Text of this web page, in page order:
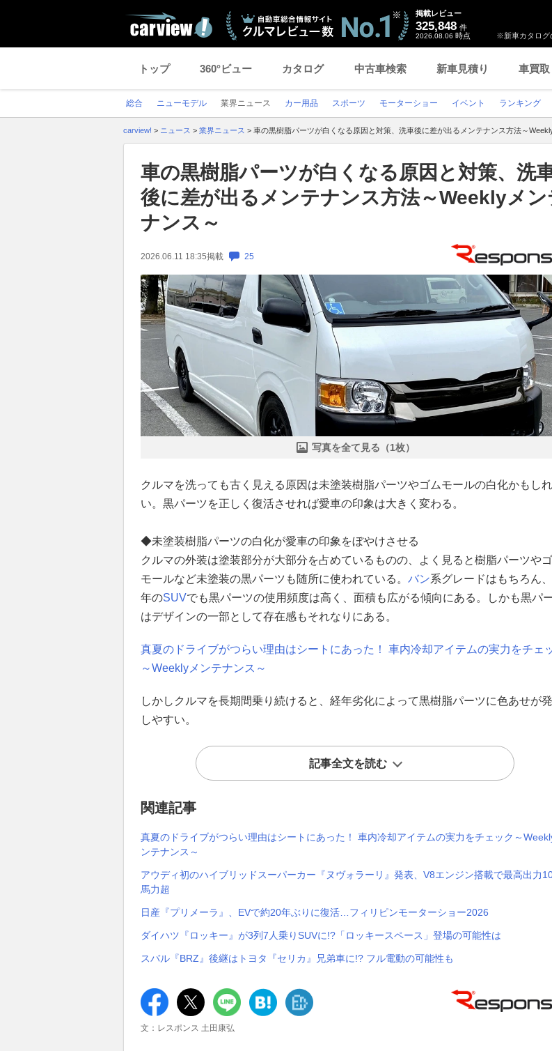
※新車カタログ
掲載レビュー
325,848 件
2026.08.06 時点
トップ 360°ビュー カタログ 中古車検索 新車見積り 車買取
総合 ニューモデル 業界ニュース カー用品 スポーツ モーターショー イベント ランキング
carview! > ニュース > 業界ニュース > 車の黒樹脂パーツが白くなる原因と対策、洗車後に差が出るメンテナンス方法～
車の黒樹脂パーツが白くなる原因と対策、洗
後に差が出るメンテナンス方法～Weeklyメン
ナンス～
2026.06.11 18:35掲載 25
写真を全て見る（1枚）
クルマを洗っても古く見える原因は未塗装樹脂パーツやゴムモールの白化かもし
い。黒パーツを正しく復活させれば愛車の印象は大きく変わる。
◆未塗装樹脂パーツの白化が愛車の印象をぼやけさせる
クルマの外装は塗装部分が大部分を占めているものの、よく見ると樹脂パーツや
モールなど未塗装の黒パーツも随所に使われている。 バン系グレードはもちろん
年のSUVでも黒パーツの使用頻度は高く、面積も広がる傾向にある。しかも黒パ
はデザインの一部として存在感もそれなりにある。
真夏のドライブがつらい理由はシートにあった！ 車内冷却アイテムの実力をチェ
～Weeklyメンテナンス～
しかしクルマを長期間乗り続けると、経年劣化によって黒樹脂パーツに色あせが
しやすい。
記事全文を読む
関連記事
真夏のドライブがつらい理由はシートにあった！ 車内冷却アイテムの実力をチェック～
ンテナンス～
アウディ初のハイブリッドスーパーカー『ヌヴォラーリ』発表、V8エンジン搭載で最高出力
馬力超
日産『プリメーラ』、EVで約20年ぶりに復活…フィリピンモーターショー2026
ダイハツ『ロッキー』が3列7人乗りSUVに!?「ロッキースペース」登場の可能性は
スバル『BRZ』後継はトヨタ『セリカ』兄弟車に!? フル電動の可能性も
文：レスポンス 土田康弘